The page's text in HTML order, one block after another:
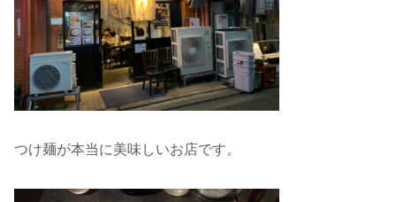
つけ麺が本当に美味しいお店です。